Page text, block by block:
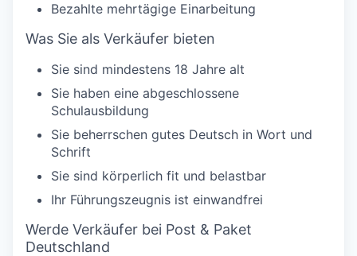
Bezahlte mehrtägige Einarbeitung
Was Sie als Verkäufer bieten
Sie sind mindestens 18 Jahre alt
Sie haben eine abgeschlossene
Schulausbildung
Sie beherrschen gutes Deutsch in Wort und
Schrift
Sie sind körperlich fit und belastbar
Ihr Führungszeugnis ist einwandfrei
Werde Verkäufer bei Post & Paket
Deutschland